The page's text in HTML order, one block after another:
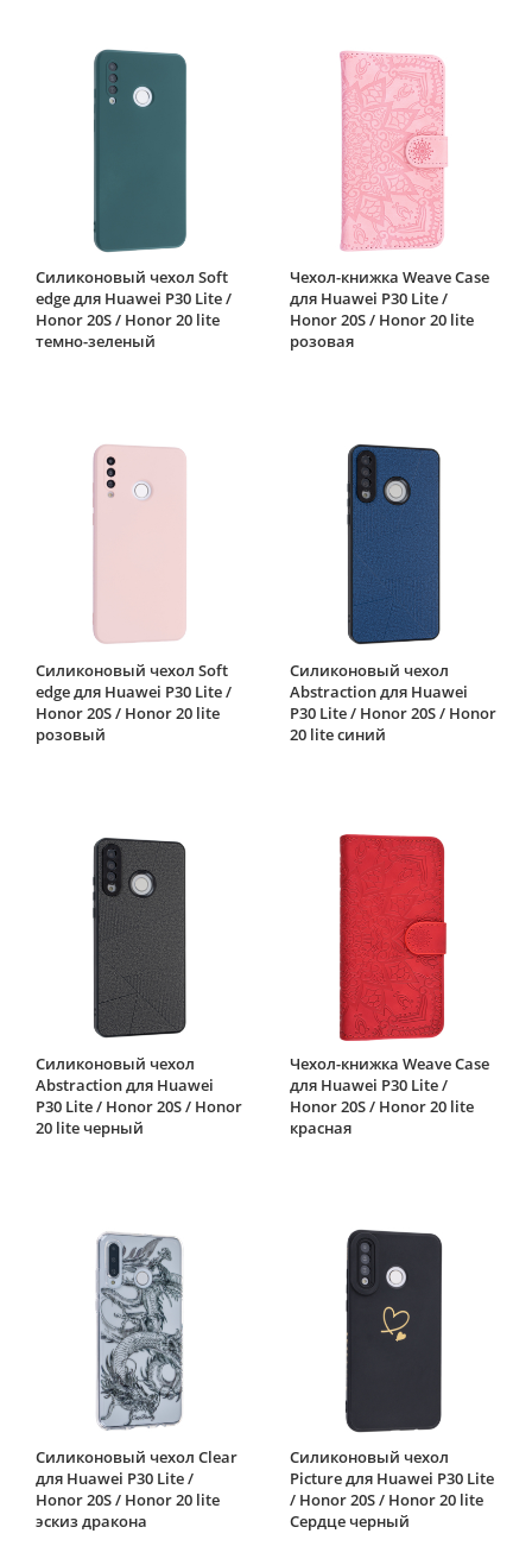
Силиконовый чехол Soft
edge для Huawei P30 Lite /
Honor 20S / Honor 20 lite
темно-зеленый
Чехол-книжка Weave Case
для Huawei P30 Lite /
Honor 20S / Honor 20 lite
розовая
Силиконовый чехол Soft
edge для Huawei P30 Lite /
Honor 20S / Honor 20 lite
розовый
Силиконовый чехол
Abstraction для Huawei
P30 Lite / Honor 20S / Honor
20 lite синий
Силиконовый чехол
Abstraction для Huawei
P30 Lite / Honor 20S / Honor
20 lite черный
Чехол-книжка Weave Case
для Huawei P30 Lite /
Honor 20S / Honor 20 lite
красная
Силиконовый чехол Clear
для Huawei P30 Lite /
Honor 20S / Honor 20 lite
эскиз дракона
Силиконовый чехол
Picture для Huawei P30 Lite
/ Honor 20S / Honor 20 lite
Сердце черный